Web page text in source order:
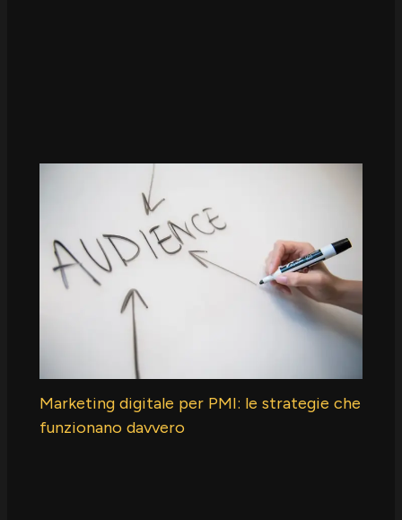
Marketing digitale per PMI: le strategie che
funzionano davvero